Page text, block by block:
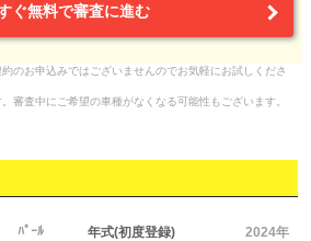
ぐ無料で審査に進む
のお申込みではございませんのでお気軽にお試しくださ
審査中にご希望の車種がなくなる可能性もございます。
ﾊﾟｰﾙ 年式(初度登録) 2024年